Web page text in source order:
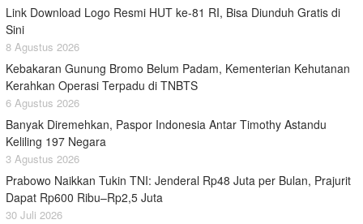
Link Download Logo Resmi HUT ke-81 RI, Bisa Diunduh Gratis di
Sini
8 Agustus 2026
Kebakaran Gunung Bromo Belum Padam, Kementerian Kehutanan
Kerahkan Operasi Terpadu di TNBTS
6 Agustus 2026
Banyak Diremehkan, Paspor Indonesia Antar Timothy Astandu
Keliling 197 Negara
3 Agustus 2026
Prabowo Naikkan Tukin TNI: Jenderal Rp48 Juta per Bulan, Prajurit
Dapat Rp600 Ribu–Rp2,5 Juta
30 Juli 2026